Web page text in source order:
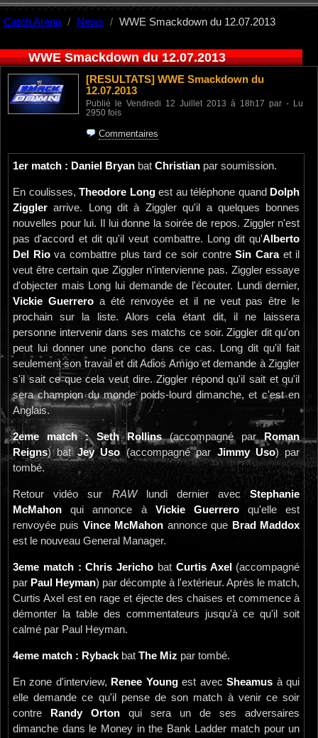
Catch Arena News WWE Smackdown du 12.07.2013
WWE Smackdown du 12.07.2013
[RESULTATS] WWE Smackdown du
12.07.2013
Publié le Vendredi 12 Juillet 2013 à 18h17 par - Lu
2950 fois
Commentaires
1er match : Daniel Bryan bat Christian par soumission.
En coulisses,Theodore Longest au téléphone quand Dolph
Ziggler arrive. Long dit à Ziggler qu'il a quelques bonnes
nouvelles pour lui. Il lui donne la soirée de repos. Ziggler n'est
pas d'accord et dit qu'il veut combattre. Long dit qu'Alberto
Del Riova combattre plus tard ce soir contreSin Caraet il
veut être certain que Ziggler n'intervienne pas. Ziggler essaye
d'objecter mais Long lui demande de l'écouter. Lundi dernier,
Vickie Guerreroa été renvoyée et il ne veut pas être le
prochain sur la liste. Alors cela étant dit, il ne laissera
personne intervenir dans ses matchs ce soir. Ziggler dit qu'on
peut lui donner une poncho dans ce cas. Long dit qu'il fait
seulement son travail et dit Adios Amigo et demande à Ziggler
s'il sait ce que cela veut dire. Ziggler répond qu'il sait et qu'il
sera champion du monde poids-lourd dimanche, et c'est en
Anglais.
2eme match : Seth Rollins(accompagné par
Roman
Reigns) batJey Uso(accompagné par Jimmy Uso) par
tombé.
Retour vidéo sur RAWlundi dernier avecStephanie
McMahon qui annonce à Vickie Guerreroqu'elle est
renvoyée puis Vince McMahon annonce que Brad Maddox
est le nouveau General Manager.
3eme match : Chris Jericho bat Curtis Axel
(accompagné
par Paul Heyman) par décompte à l'extérieur. Après le match,
Curtis Axel est en rage et éjecte des chaises et commence à
démonter la table des commentateurs jusqu'à ce qu'il soit
calmé par Paul Heyman.
4eme match : Ryback bat The Miz par tombé.
En zone d'interview, Renee Youngest avecSheamus à qui
elle demande ce qu'il pense de son match à venir ce soir
contre
Randy Orton qui sera un de ses adversaires
dimanche dans le Money in the Bank Ladder match pour un